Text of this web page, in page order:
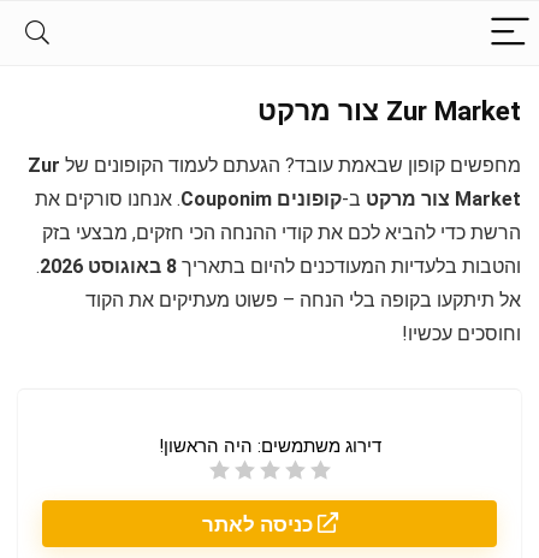
Zur Market צור מרקט
מחפשים קופון שבאמת עובד? הגעתם לעמוד הקופונים של Zur
Market צור מרקט
ב-קופונים Couponim
. אנחנו סורקים את
הרשת כדי להביא לכם את קודי ההנחה הכי חזקים, מבצעי בזק
והטבות בלעדיות המעודכנים להיום בתאריך 8 באוגוסט 2026
.
אל תיתקעו בקופה בלי הנחה – פשוט מעתיקים את הקוד
וחוסכים עכשיו!
דירוג משתמשים: היה הראשון!
כניסה לאתר